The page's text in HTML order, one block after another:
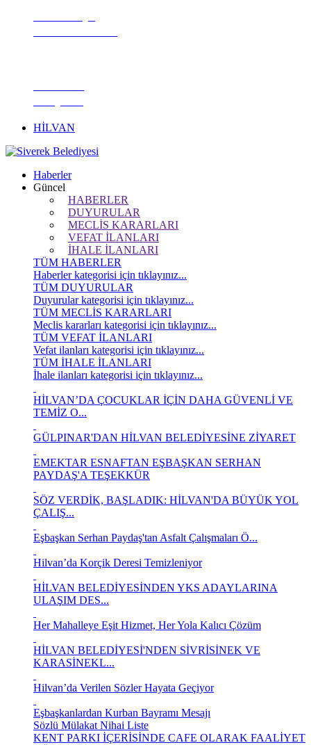
HİLVAN
Haberler
Güncel
HABERLER
DUYURULAR
MECLİS KARARLARI
VEFAT İLANLARI
İHALE İLANLARI
TÜM HABERLER
Haberler kategorisi için tıklayınız...
TÜM DUYURULAR
Duyurular kategorisi için tıklayınız...
TÜM MECLİS KARARLARI
Meclis kararları kategorisi için tıklayınız...
TÜM VEFAT İLANLARI
Vefat ilanları kategorisi için tıklayınız...
TÜM İHALE İLANLARI
İhale ilanları kategorisi için tıklayınız...
HİLVAN’DA ÇOCUKLAR İÇİN DAHA GÜVENLİ VE
TEMİZ O...
GÜLPINAR'DAN HİLVAN BELEDİYESİNE ZİYARET
EMEKTAR ESNAFTAN EŞBAŞKAN SERHAN
PAYDAŞ'A TEŞEKKÜR
SÖZ VERDİK, BAŞLADIK: HİLVAN'DA BÜYÜK YOL
ÇALIŞ...
Eşbaşkan Serhan Paydaş'tan Asfalt Çalışmaları Ö...
Hilvan’da Korçik Deresi Temizleniyor
HİLVAN BELEDİYESİNDEN YKS ADAYLARINA
ULAŞIM DES...
Her Mahalleye Eşit Hizmet, Her Yola Kalıcı Çözüm
HİLVAN BELEDİYESİ'NDEN SİVRİSİNEK VE
KARASİNEKL...
Hilvan’da Verilen Sözler Hayata Geçiyor
Eşbaşkanlardan Kurban Bayramı Mesajı
Sözlü Mülakat Nihai Liste
KENT PARKI İÇERİSİNDE CAFE OLARAK FAALİYET